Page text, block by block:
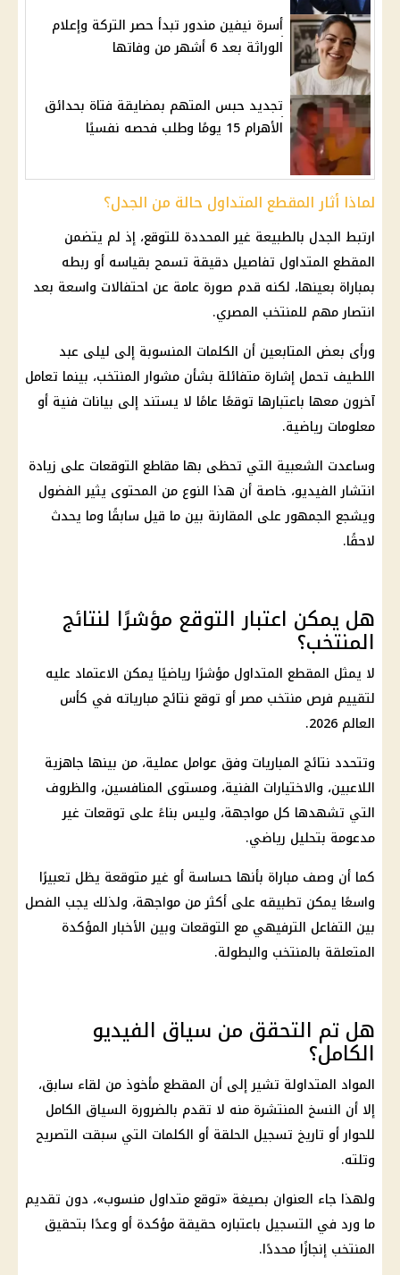
أسرة نيفين مندور تبدأ حصر التركة وإعلام
الوراثة بعد 6 أشهر من وفاتها
تجديد حبس المتهم بمضايقة فتاة بحدائق
الأهرام 15 يومًا وطلب فحصه نفسيًا
لماذا أثار المقطع المتداول حالة من الجدل؟
ارتبط الجدل بالطبيعة غير المحددة للتوقع، إذ لم يتضمن
المقطع المتداول تفاصيل دقيقة تسمح بقياسه أو ربطه
بمباراة بعينها، لكنه قدم صورة عامة عن احتفالات واسعة بعد
انتصار مهم للمنتخب المصري.
ورأى بعض المتابعين أن الكلمات المنسوبة إلى ليلى عبد
اللطيف تحمل إشارة متفائلة بشأن مشوار المنتخب، بينما تعامل
آخرون معها باعتبارها توقعًا عامًا لا يستند إلى بيانات فنية أو
معلومات رياضية.
وساعدت الشعبية التي تحظى بها مقاطع التوقعات على زيادة
انتشار الفيديو، خاصة أن هذا النوع من المحتوى يثير الفضول
ويشجع الجمهور على المقارنة بين ما قيل سابقًا وما يحدث
لاحقًا.
هل يمكن اعتبار التوقع مؤشرًا لنتائج
المنتخب؟
لا يمثل المقطع المتداول مؤشرًا رياضيًا يمكن الاعتماد عليه
لتقييم فرص منتخب مصرأو توقع نتائج مبارياته في كأس
العالم 2026
.
وتتحدد نتائج المباريات وفق عوامل عملية، من بينها جاهزية
اللاعبين، والاختيارات الفنية، ومستوى المنافسين، والظروف
التي تشهدها كل مواجهة، وليس بناءً على توقعات غير
مدعومة بتحليل رياضي.
كما أن وصف مباراة بأنها حساسة أو غير متوقعة يظل تعبيرًا
واسعًا يمكن تطبيقه على أكثر من مواجهة، ولذلك يجب الفصل
بين التفاعل الترفيهي مع التوقعات وبين الأخبار المؤكدة
المتعلقة بالمنتخب والبطولة.
هل تم التحقق من سياق الفيديو
الكامل؟
المواد المتداولة تشير إلى أن المقطع مأخوذ من لقاء سابق،
إلا أن النسخ المنتشرة منه لا تقدم بالضرورة السياق الكامل
للحوار أو تاريخ تسجيل الحلقة أو الكلمات التي سبقت التصريح
وتلته.
ولهذا جاء العنوان بصيغة «توقع متداول منسوب»، دون تقديم
ما ورد في التسجيل باعتباره حقيقة مؤكدة أو وعدًا بتحقيق
المنتخب إنجازًا محددًا.